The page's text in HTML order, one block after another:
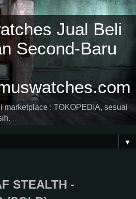
Jual Beli
Second-Baru
marketplace : TOKOPEDIA, sesuai
▼
STEALTH -